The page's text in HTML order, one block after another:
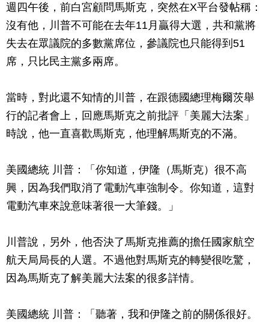
週四午後，前白宮顧問馬斯克，突然在X平台發帖稱：
沒有他，川普不可能在去年11月贏得大選，共和黨將
失去在眾議院的多數黨席位，參議院也只能得到51
席，只比民主黨多兩席。
當時，對此還不知情的川普，在跟德國總理梅爾茨舉
行的記者會上，回應馬斯克之前批評「美麗大法案」
時說，他一直喜歡馬斯克，他理解馬斯克的不滿。
美國總統 川普：「你知道，伊隆（馬斯克）很不高
興，因為我們取消了電動汽車強制令。你知道，這對
電動汽車來說意味著很一大筆錢。」
川普說，另外，他否決了馬斯克推薦的擔任國家航空
航天局局長的人選。不過他對馬斯克的轉變很吃驚，
因為馬斯克了解美麗大法案的很多詳情。
美國總統 川普：「聽著，我和伊隆之前的關係很好。